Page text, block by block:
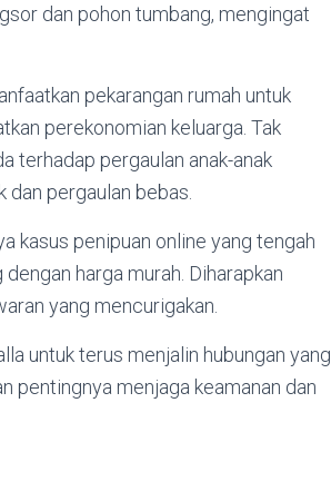
dan pohon tumbang, mengingat
pekarangan rumah untuk
perekonomian keluarga. Tak
terhadap pergaulan anak-anak
pergaulan bebas.
kasus penipuan online yang tengah
harga murah. Diharapkan
yang mencurigakan.
untuk terus menjalin hubungan yang
pentingnya menjaga keamanan dan